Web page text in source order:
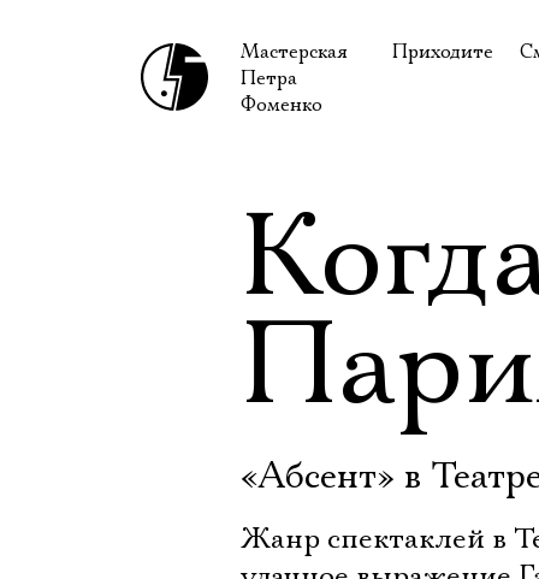
Мастерская
Петра
Фоменко
Приходите
Правила
«Абсент» в
Жанр спектаклей в